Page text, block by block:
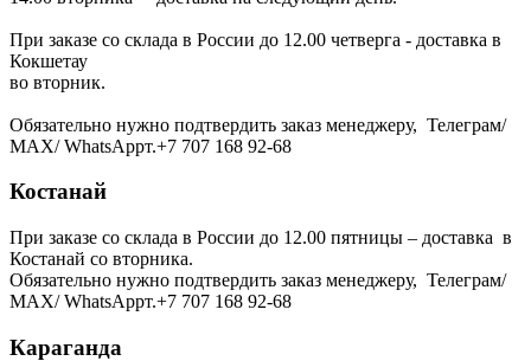
При заказе со склада в России до 12.00 четверга - доставка в
Кокшетау
во вторник.
Обязательно нужно подтвердить заказ менеджеру, Телеграм/
МАХ/ WhatsAppт.+7 707 168 92-68
Костанай
При заказе со склада в России до 12.00 пятницы – доставка в
Костанай со вторника.
Обязательно нужно подтвердить заказ менеджеру, Телеграм/
МАХ/ WhatsAppт.+7 707 168 92-68
Караганда